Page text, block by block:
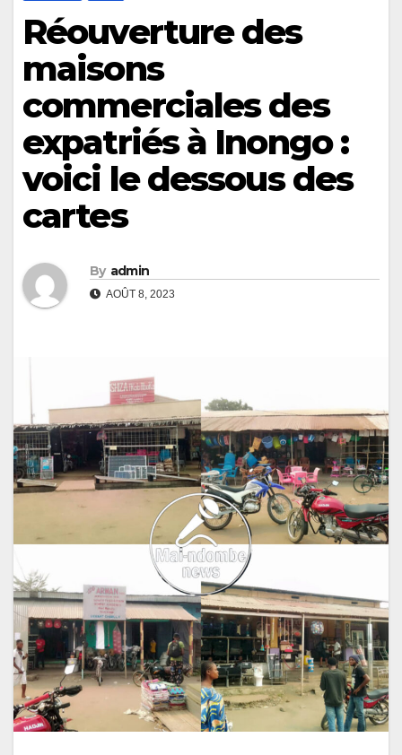
Réouverture des
maisons
commerciales des
expatriés à Inongo :
voici le dessous des
cartes
By admin
AOÛT 8, 2023